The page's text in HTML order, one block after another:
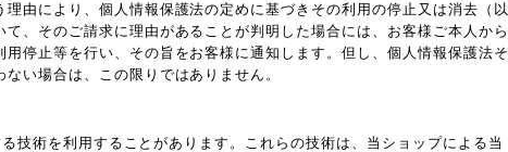
由により、個人情報保護法の定めに基づきその利用の停止又は消去（以
、そのご請求に理由があることが判明した場合には、お客様ご本人から
停止等を行い、その旨をお客様に通知します。但し、個人情報保護法そ
い場合は、この限りではありません。
技術を利用することがあります。これらの技術は、当ショップによる当